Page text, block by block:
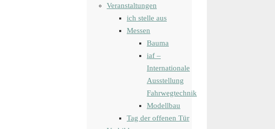
Veranstaltungen
ich stelle aus
Messen
Bauma
iaf –
Internationale
Ausstellung
Fahrwegtechnik
Modellbau
Tag der offenen Tür